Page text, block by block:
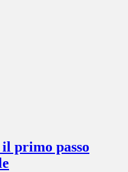
primo passo